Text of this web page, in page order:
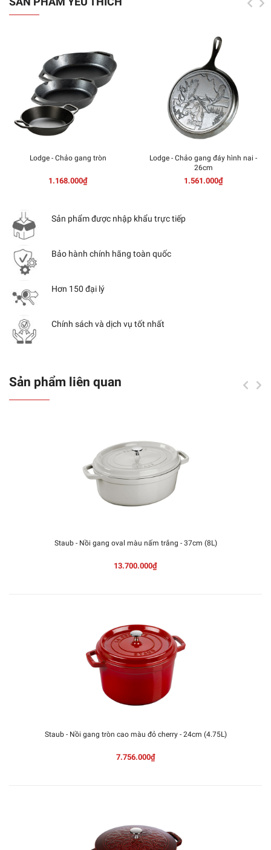
Lodge - Chảo gang tròn
1.168.000₫
Lodge - Chảo gang đáy hình nai -
26cm
1.561.000₫
Sản phẩm được nhập khẩu trực tiếp
Bảo hành chính hãng toàn quốc
Hơn 150 đại lý
Chính sách và dịch vụ tốt nhất
Sản phẩm liên quan
Staub - Nồi gang oval màu nấm trắng - 37cm (8L)
13.700.000₫
Staub - Nồi gang tròn cao màu đỏ cherry - 24cm (4.75L)
7.756.000₫